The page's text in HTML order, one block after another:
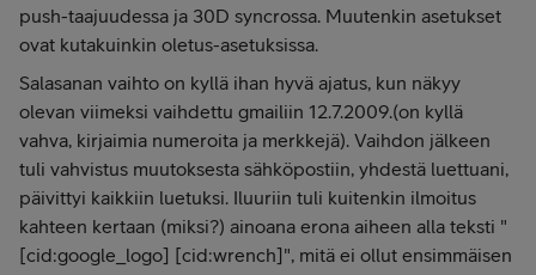
push-taajuudessa ja 30D syncrossa. Muutenkin asetukset
ovat kutakuinkin oletus-asetuksissa.
Salasanan vaihto on kyllä ihan hyvä ajatus, kun näkyy
olevan viimeksi vaihdettu gmailiin 12.7.2009.(on kyllä
vahva, kirjaimia numeroita ja merkkejä). Vaihdon jälkeen
tuli vahvistus muutoksesta sähköpostiin, yhdestä luettuani,
päivittyi kaikkiin luetuksi. Iluuriin tuli kuitenkin ilmoitus
kahteen kertaan (miksi?) ainoana erona aiheen alla teksti "
[cid:google_logo] [cid:wrench]", mitä ei ollut ensimmäisen